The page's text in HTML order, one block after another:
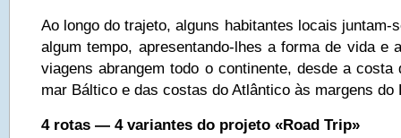
Ao longo do trajeto, alguns habitantes locais juntam-
algum tempo, apresentando-lhes a forma de vida e
viagens abrangem todo o continente, desde a costa
mar Báltico e das costas do Atlântico às margens do
4 rotas — 4 variantes do projeto «Road Trip»